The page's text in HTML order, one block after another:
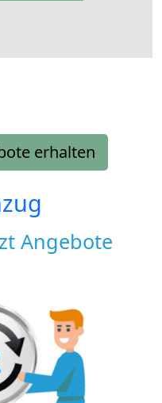
erhalten
Angebote